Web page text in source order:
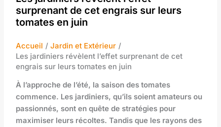
surprenant de cet engrais sur leurs
tomates en juin
Accueil
Jardin et Extérieur
Les jardiniers révèlent l’effet surprenant de cet
engrais sur leurs tomates en juin
À l’approche de l’été, la saison des tomates
commence. Les jardiniers, qu’ils soient amateurs ou
passionnés, sont en quête de stratégies pour
maximiser leurs récoltes. Tandis que les rayons des